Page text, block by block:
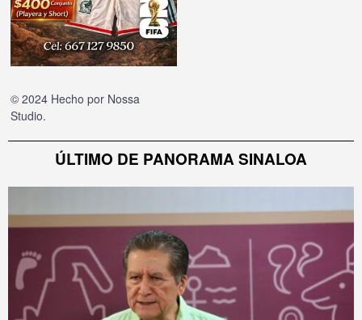
© 2024 Hecho por Nossa
Studio.
ÚLTIMO DE PANORAMA SINALOA